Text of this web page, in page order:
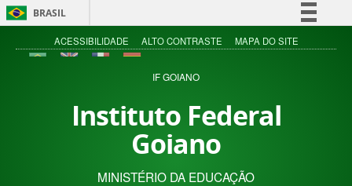
BRASIL
Simplifique!
Acesso à informação
ACESSIBILIDADE ALTO CONTRASTE MAPA DO SITE
IF GOIANO
Instituto Federal
Goiano
MINISTÉRIO DA EDUCAÇÃO